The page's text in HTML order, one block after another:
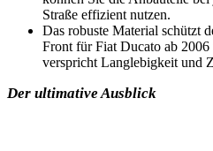
Straße effizient nutzen.
Das robuste Material schützt
Front für Fiat Ducato ab
verspricht Langlebigkeit und
Der ultimative Ausblick